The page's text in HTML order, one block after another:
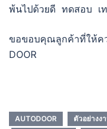
พ้นไปด้วยดี ทดสอบ เ
ขอขอบคุณลูกค้าที่ให้คว
DOOR
AUTODOOR ตัวอย่างง